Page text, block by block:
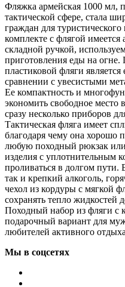
Фляжка армейская 1000 мл,
тактической сфере, стала
граждан для
комплекте с флягой
складной ручкой,
приготовления еды на
пластиковой фляги
сравнении с увесистыми
Ее компактность и
экономить свободное место
сразу несколько приборов
Тактическая фляга имеет
благодаря чему она хорошо
любую походный рюкзак
изделия с уплотнительным
проливаться в долгом пути.
так и крепкий алкоголь,
чехол из кордуры с мягкой
сохранять тепло жидкостей
Походный набор из фляги с
подарочный вариант для
любителей активного
Мы в соцсетях